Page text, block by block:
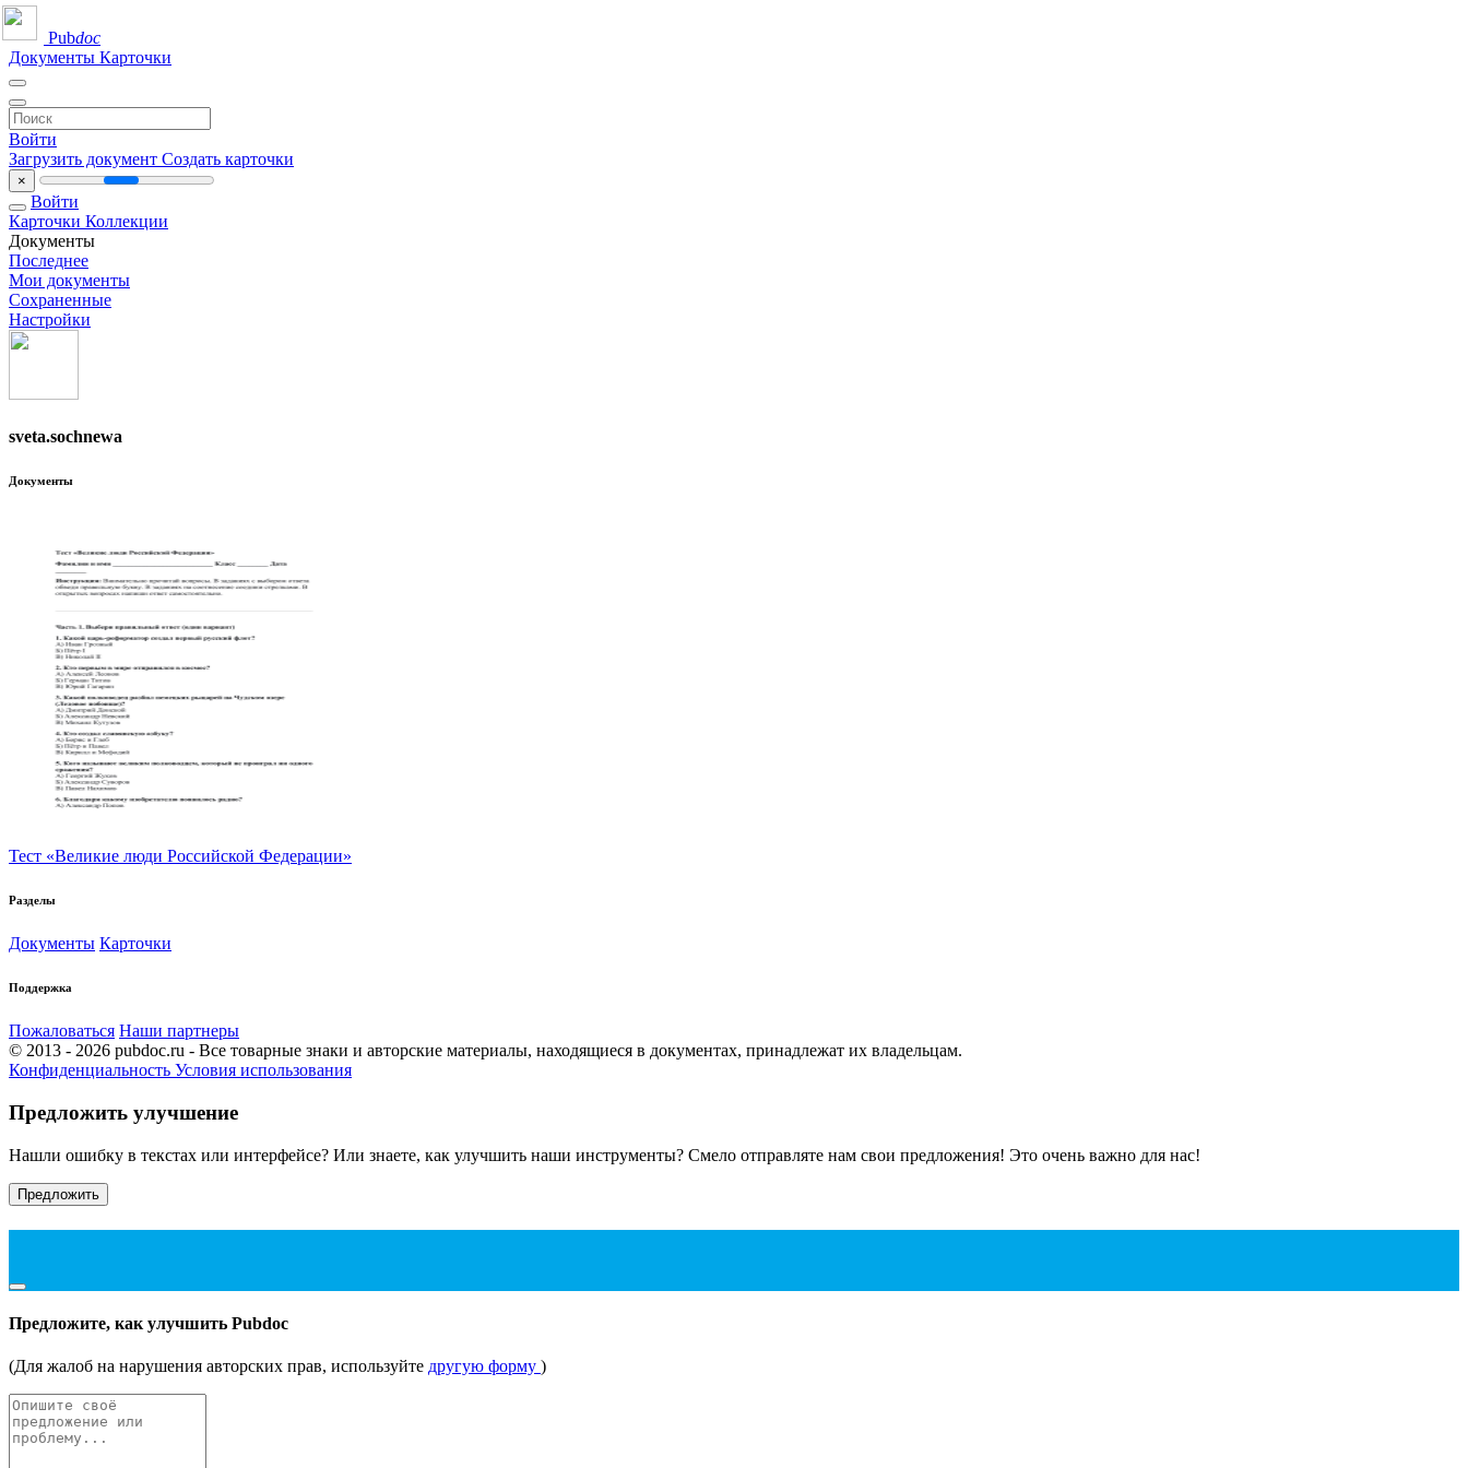
Pubdoc
Документы Карточки
Войти
Загрузить документ Создать карточки
×
Войти
Карточки Коллекции
Документы
Последнее
Мои документы
Сохраненные
Настройки
sveta.sochnewa
Документы
Тест «Великие люди Российской Федерации»
Разделы
Документы Карточки
Поддержка
Пожаловаться Наши партнеры
© 2013 - 2026 pubdoc.ru - Все товарные знаки и авторские материалы, находящиеся в документах, принадлежат их владельцам.
Конфиденциальность Условия использования
Предложить улучшение
Нашли ошибку в текстах или интерфейсе? Или знаете, как улучшить наши инструменты? Смело отправляте нам свои предложения! Это очень важно для нас!
Предложить
Предложите, как улучшить Pubdoc
(Для жалоб на нарушения авторских прав, используйте другую форму )